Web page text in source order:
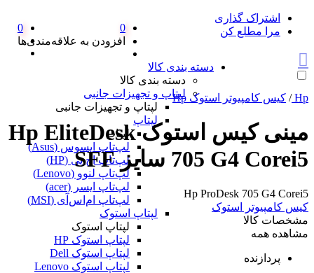
اشتراک گذاری
مرا مطلع کن
0
افزودن به علاقه‌مندی‌ها
0
دسته بندی کالا
دسته بندی کالا
لپتاپ و تجهیزات جانبی
لپتاپ و تجهیزات جانبی
لپتاپ
لپتاپ
لپ‌تاپ ایسوس (Asus)
لپ‌تاپ اچ پی (HP)
لپ‌تاپ لنوو (Lenovo)
لپ‌تاپ ایسر (acer)
لپ‌تاپ ام‌اس‌آی (MSI)
لپتاپ استوک
لپتاپ استوک
لپتاپ استوک HP
لپتاپ استوک Dell
لپتاپ استوک Lenovo
Hp
/ کیس کامپیوتر استوک Hp
مینی کیس استوک Hp EliteDesk
705 G4 Corei5 سایز SFF
Hp ProDesk 705 G4 Corei5
کیس کامپیوتر استوک
مشخصات کالا
مشاهده همه
پردازنده